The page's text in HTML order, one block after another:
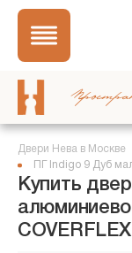
Двери Нева в Москве
ПГ Indigo 9 Дуб
Купить